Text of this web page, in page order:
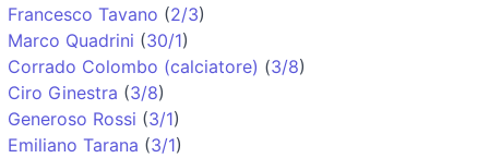
Francesco Tavano (2/3)
Marco Quadrini (30/1)
Corrado Colombo (calciatore) (3/8)
Ciro Ginestra (3/8)
Generoso Rossi (3/1)
Emiliano Tarana (3/1)